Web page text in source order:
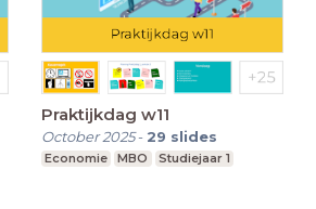
Praktijkdag w11
October 2025- 29 slides
Economie MBO Studiejaar 1